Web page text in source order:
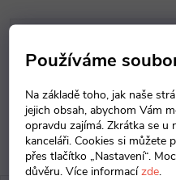
Používáme
Na základě toho, jak naše
jejich obsah, abychom Vám
opravdu zajímá. Zkrátka se
kanceláři. Cookies si můžete
přes tlačítko „Nastavení“.
důvěru. Více informacízde.